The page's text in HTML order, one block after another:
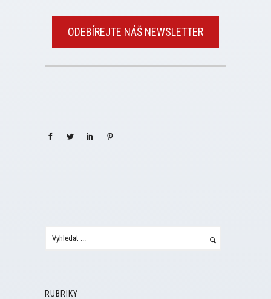
ODEBÍREJTE NÁŠ NEWSLETTER
RUBRIKY